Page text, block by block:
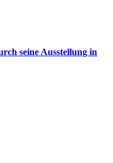
seine Ausstellung in